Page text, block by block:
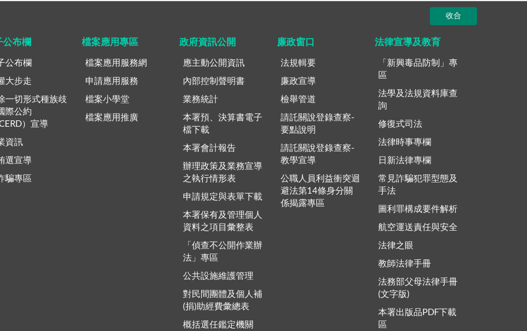
收合
公布欄
公布欄
大步走
一切形式種族歧
際公約
）宣導
資訊
選宣導
騙專區
檔案應用專區
檔案應用服務網
申請應用服務
檔案小學堂
檔案應用推廣
政府資訊公開
應主動公開資訊
內部控制聲明書
業務統計
本署預、決算書電子
檔下載
本署會計報告
辦理政策及業務宣導
之執行情形表
申請規定與表單下載
本署保有及管理個人
資料之項目彙整表
「偵查不公開作業辦
法」專區
公共設施維護管理
對民間團體及個人補
(捐)助經費彙總表
概括選任鑑定機關
廉政窗口
法規輯要
廉政宣導
檢舉管道
請託關說登錄查察-
要點說明
請託關說登錄查察-
教學宣導
公職人員利益衝突迴
避法第14條身分關
係揭露專區
法律宣導及教育
「新興毒品防制」專
區
法學及法規資料庫查
詢
修復式司法
法律時事專欄
日新法律專欄
常見詐騙犯罪型態及
手法
圖利罪構成要件解析
航空運送責任與安全
法律之眼
教師法律手冊
法務部父母法律手冊
(文字版)
本署出版品PDF下載
區